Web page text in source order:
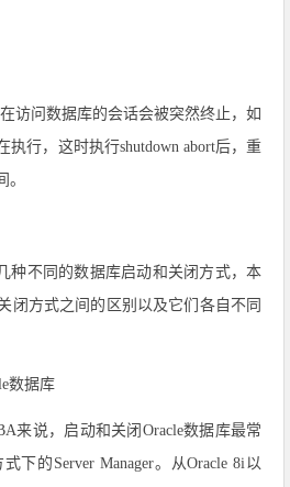
访问数据库的会话会被突然终止，如
执行，这时执行shutdown abort后，重
。
种不同的数据库启动和关闭方式，本
闭方式之间的区别以及它们各自不同
数据库
来说，启动和关闭Oracle数据库最常
下的Server Manager。从Oracle 8i以